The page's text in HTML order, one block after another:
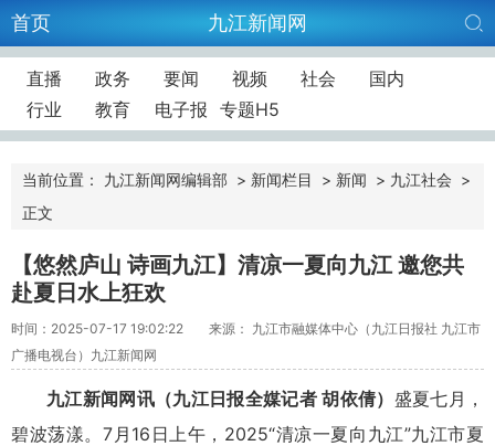
首页 九江新闻网
直播 政务 要闻 视频 社会
国内
行业
教育 电子报 专题H5
当前位置： 九江新闻网编辑部 > 新闻栏目 > 新闻 > 九江社会 >
正文
【悠然庐山 诗画九江】清凉一夏向九江 邀您共
赴夏日水上狂欢
时间：2025-07-17 19:02:22
来源： 九江市融媒体中心（九江日报社 九江市
广播电视台）九江新闻网
九江新闻网讯（九江日报全媒记者 胡依倩） 盛夏七月，
碧波荡漾。7月16日上午，2025“清凉一夏向九江”九江市夏